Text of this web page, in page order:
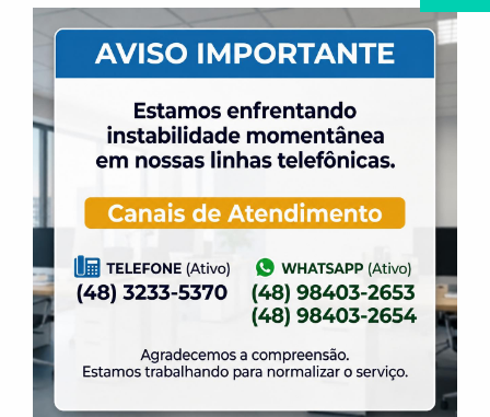
Sports Kids
Iniciação ao treinamento de futsal
Vôlei Master
Vôlei Escolinha
Natação
Adaptação ao Meio Líquido